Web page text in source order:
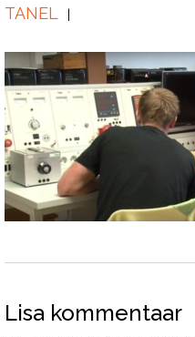
TANEL
Lisa kommentaar